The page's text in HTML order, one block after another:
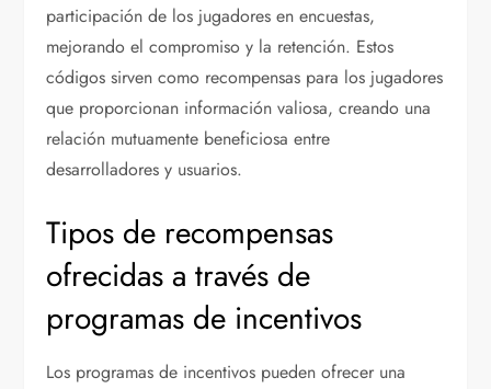
participación de los jugadores en encuestas,
mejorando el compromiso y la retención. Estos
códigos sirven como recompensas para los jugadores
que proporcionan información valiosa, creando una
relación mutuamente beneficiosa entre
desarrolladores y usuarios.
Tipos de recompensas
ofrecidas a través de
programas de incentivos
Los programas de incentivos pueden ofrecer una